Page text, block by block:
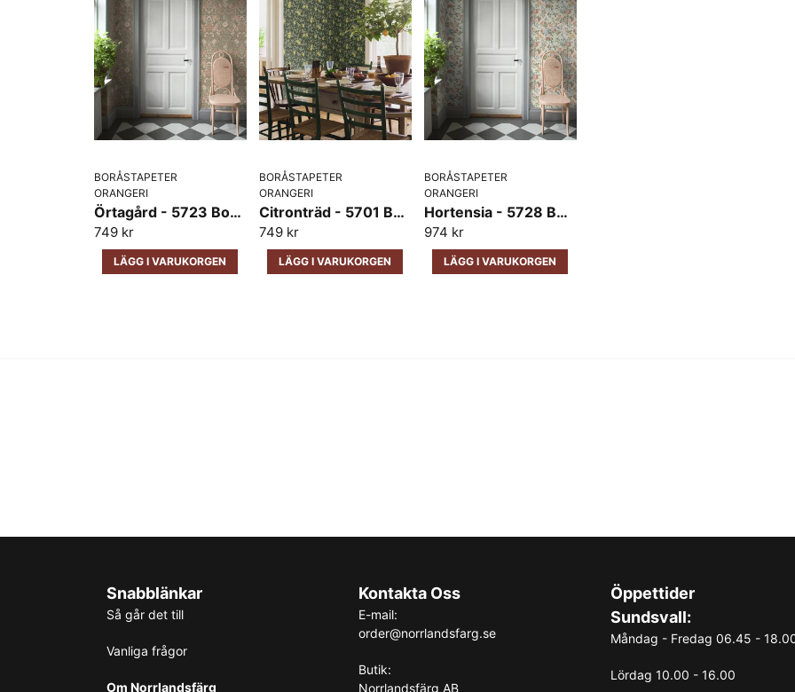
BORÅSTAPETER
ORANGERI
Örtagård - 5723 Boråstapeter
749 kr
LÄGG I VARUKORGEN
BORÅSTAPETER
ORANGERI
Citronträd - 5701 Boråstapeter
749 kr
LÄGG I VARUKORGEN
BORÅSTAPETER
ORANGERI
Hortensia - 5728 Boråstapeter
974 kr
LÄGG I VARUKORGEN
Snabblänkar
Så går det till
Vanliga frågor
Om Norrlandsfärg
Kontakta Oss
E-mail:
order@norrlandsfarg.se
Butik:
Norrlandsfärg AB
Öppettider
Sundsvall:
Måndag - Fredag 06.45 -
Lördag 10.00 - 16.00